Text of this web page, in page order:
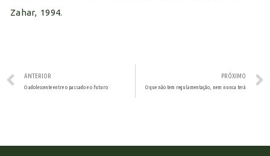
Zahar, 1994.
ANTERIOR
O adolescente entre o passado e o futuro
PRÓXIMO
O que não tem regulamentação, nem nunca terá